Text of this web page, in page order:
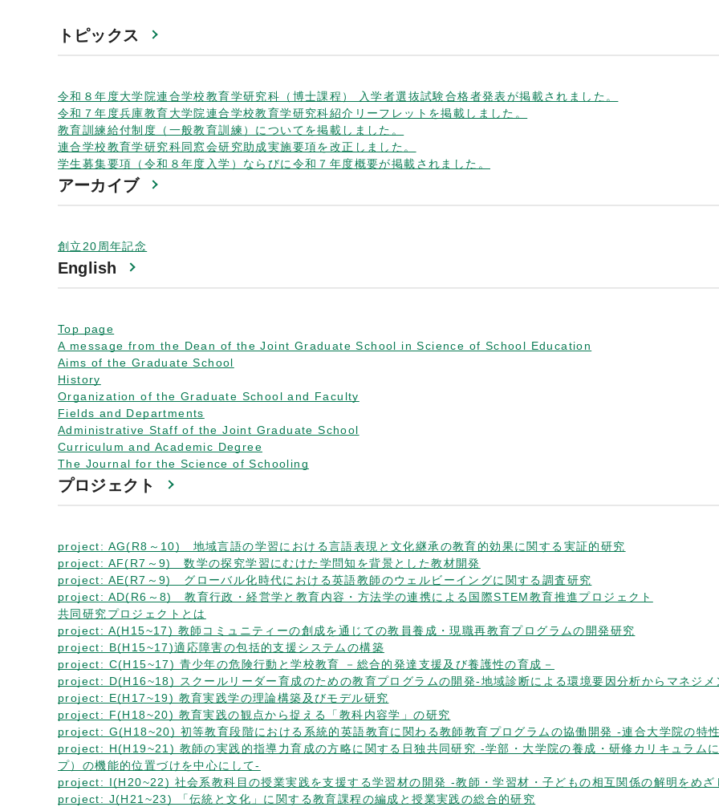
トピックス
令和８年度大学院連合学校教育学研究科（博士課程） 入学者選抜試験合格者発表が掲載されました。
令和７年度兵庫教育大学院連合学校教育学研究科紹介リーフレットを掲載しました。
教育訓練給付制度（一般教育訓練）についてを掲載しました。
連合学校教育学研究科同窓会研究助成実施要項を改正しました。
学生募集要項（令和８年度入学）ならびに令和７年度概要が掲載されました。
アーカイブ
創立20周年記念
English
Top page
A message from the Dean of the Joint Graduate School in Science of School Education
Aims of the Graduate School
History
Organization of the Graduate School and Faculty
Fields and Departments
Administrative Staff of the Joint Graduate School
Curriculum and Academic Degree
The Journal for the Science of Schooling
プロジェクト
project: AG(R8～10) 地域言語の学習における言語表現と文化継承の教育的効果に関する実証的研究
project: AF(R7～9) 数学の探究学習にむけた学問知を背景とした教材開発
project: AE(R7～9) グローバル化時代における英語教師のウェルビーイングに関する調査研究
project: AD(R6～8) 教育行政・経営学と教育内容・方法学の連携による国際STEM教育推進プロジェクト
共同研究プロジェクトとは
project: A(H15~17) 教師コミュニティーの創成を通じての教員養成・現職再教育プログラムの開発研究
project: B(H15~17)適応障害の包括的支援システムの構築
project: C(H15~17) 青少年の危険行動と学校教育 －総合的発達支援及び養護性の育成－
project: D(H16~18) スクールリーダー育成のための教育プログラムの開発-地域診断による環境要因分析からマネジメ
project: E(H17~19) 教育実践学の理論構築及びモデル研究
project: F(H18~20) 教育実践の観点から捉える「教科内容学」の研究
project: G(H18~20) 初等教育段階における系統的英語教育に関わる教師教育プログラムの協働開発 -連合大学院の特
project: H(H19~21) 教師の実践的指導力育成の方略に関する日独共同研究 -学部・大学院の養成・研修カリキュラム
プ）の機能的位置づけを中心にして-
project: I(H20~22) 社会系教科目の授業実践を支援する学習材の開発 -教師・学習材・子どもの相互関係の解明をめざ
project: J(H21~23) 「伝統と文化」に関する教育課程の編成と授業実践の総合的研究